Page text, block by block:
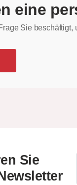
eine
Sie
Sie